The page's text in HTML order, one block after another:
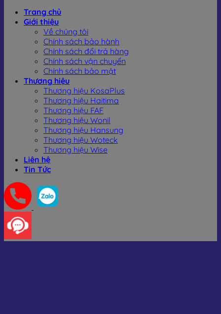
Trang chủ
Giới thiệu
Về chúng tôi
Chính sách bảo hành
Chính sách đổi trả hàng
Chính sách vận chuyển
Chính sách bảo mật
Thương hiệu
Thương hiệu KosaPlus
Thương hiệu Haitima
Thương hiệu FAF
Thương hiệu Wonil
Thương hiệu Hansung
Thương hiệu Woteck
Thương hiệu Wise
Liên hệ
Tin Tức